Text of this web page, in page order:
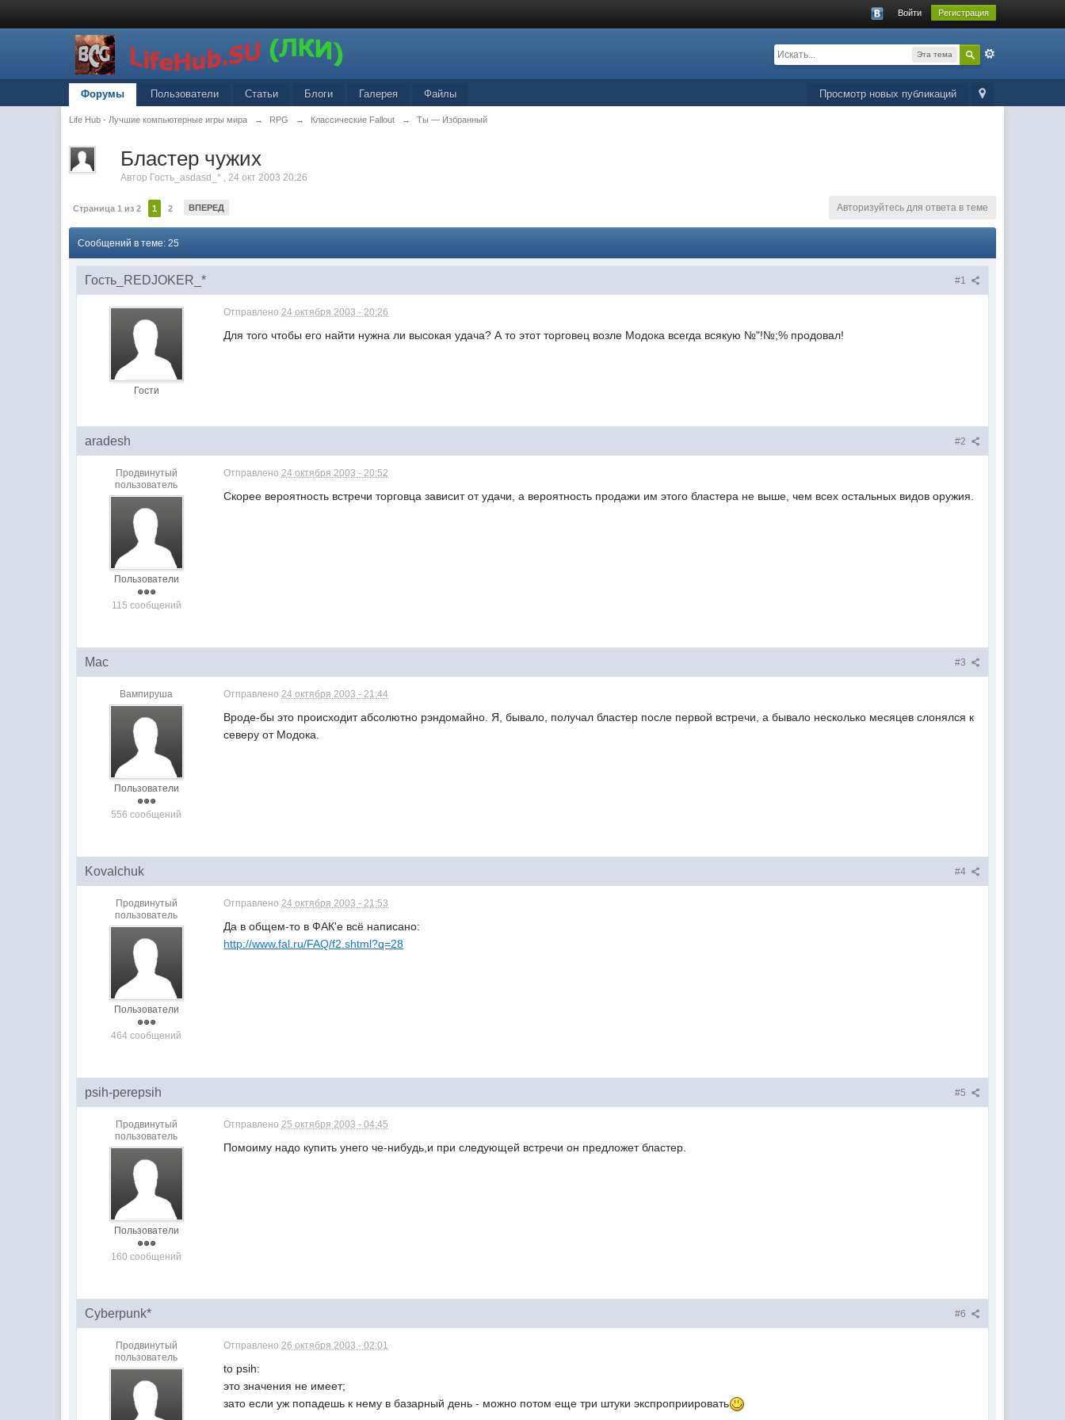
Войти Регистрация
Эта тема
Просмотр новых публикаций
Форумы Пользователи Статьи Блоги Галерея Файлы
Life Hub - Лучшие компьютерные игры мира → RPG → Классические Fallout → Ты — Избранный
Бластер чужих
Автор Гость_asdasd_* ,24 окт 2003 20:26
Страница 1 из 2 1 2 ВПЕРЕД Авторизуйтесь для ответа в теме
Сообщений в теме: 25
#1
Гость_REDJOKER_*
Гости
Отправлено24 октября 2003 - 20:26
Для того чтобы его найти нужна ли высокая удача? А то этот торговец возле Модока всегда всякую №"!№;% продовал!
#2
aradesh
Продвинутый
пользователь
Пользователи
115 сообщений
Отправлено24 октября 2003 - 20:52
Скорее вероятность встречи торговца зависит от удачи, а вероятность продажи им этого бластера не выше, чем всех остальных видов оружия.
#3
Mac
Вампируша
Пользователи
556 сообщений
Отправлено24 октября 2003 - 21:44
Вроде-бы это происходит абсолютно рэндомайно. Я, бывало, получал бластер после первой встречи, а бывало несколько месяцев слонялся к
северу от Модока.
#4
Kovalchuk
Продвинутый
пользователь
Пользователи
464 сообщений
Отправлено24 октября 2003 - 21:53
Да в общем-то в ФАК'е всё написано:
http://www.fal.ru/FAQ/f2.shtml?q=28
#5
psih-perepsih
Продвинутый
пользователь
Пользователи
160 сообщений
Отправлено25 октября 2003 - 04:45
Помоиму надо купить унего че-нибудь,и при следующей встречи он предложет бластер.
#6
Cyberpunk*
Продвинутый
пользователь
Отправлено26 октября 2003 - 02:01
to psih:
это значения не имеет;
зато если уж попадешь к нему в базарный день - можно потом еще три штуки экспроприировать